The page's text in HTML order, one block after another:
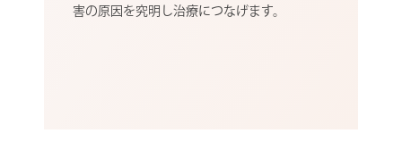
害の原因を究明し治療につなげます。